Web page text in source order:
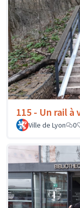
115 - Un rail à
Ville de Lyon
0